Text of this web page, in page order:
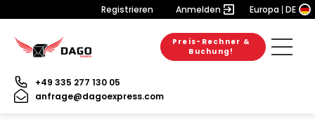
Registrieren Anmelden Europa DE
Preis-Rechner &
Buchung!
+49 335 277 130 05
anfrage@dagoexpress.com
6. August 2026
31. Juli 2026
28. Juli 2026